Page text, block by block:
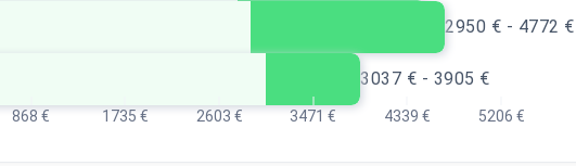
2950 € - 4772 €
3037 € - 3905 €
868 € 1735 € 2603 € 3471 € 4339 € 5206 €